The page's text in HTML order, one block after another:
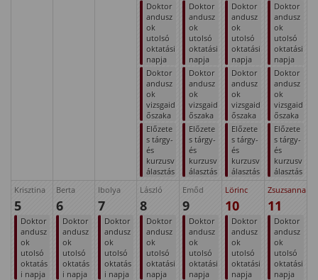
Doktor
andusz
ok
utolsó
oktatási
napja
Doktor
andusz
ok
vizsgaid
őszaka
Előzete
s tárgy-
és
kurzusv
álasztás
Doktor
andusz
ok
utolsó
oktatási
napja
Doktor
andusz
ok
vizsgaid
őszaka
Előzete
s tárgy-
és
kurzusv
álasztás
Doktor
andusz
ok
utolsó
oktatási
napja
Doktor
andusz
ok
vizsgaid
őszaka
Előzete
s tárgy-
és
kurzusv
álasztás
Doktor
andusz
ok
utolsó
oktatási
napja
Doktor
andusz
ok
vizsgaid
őszaka
Előzete
s tárgy-
és
kurzusv
álasztás
Krisztina
5
Doktor
andusz
ok
utolsó
oktatás
i napja
Berta
6
Doktor
andusz
ok
utolsó
oktatás
i napja
Ibolya
7
Doktor
andusz
ok
utolsó
oktatás
i napja
László
8
Doktor
andusz
ok
utolsó
oktatási
napja
Emőd
9
Doktor
andusz
ok
utolsó
oktatási
napja
Lörinc
10
Doktor
andusz
ok
utolsó
oktatási
napja
Zsuzsanna
11
Doktor
andusz
ok
utolsó
oktatási
napja